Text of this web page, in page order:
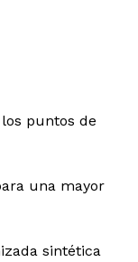
puntos de
una mayor
sintética